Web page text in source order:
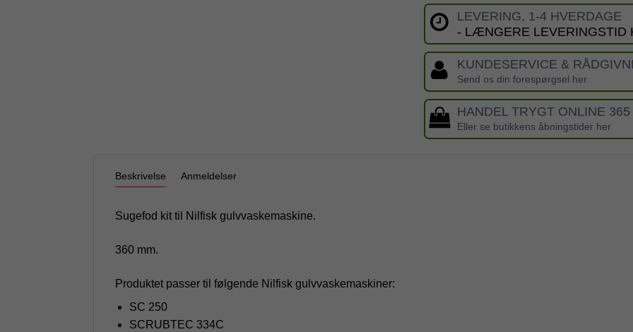
LEVERING, 1-4 HVERDAGE
- LÆNGERE LEVERINGSTID
KUNDESERVICE &
Send os din forespørgsel her
HANDEL TRYGT ONLINE
Eller se butikkens åbningstider her
Beskrivelse Anmeldelser
Sugefod kit til Nilfisk gulvvaskemaskine.
360 mm.
Produktet passer til følgende Nilfisk gulvvaskemaskiner:
SC 250
SCRUBTEC 334C